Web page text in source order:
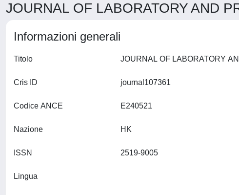
JOURNAL OF LABORATORY AND
Informazioni generali
Titolo
Cris ID
Codice ANCE
Nazione
ISSN
Lingua